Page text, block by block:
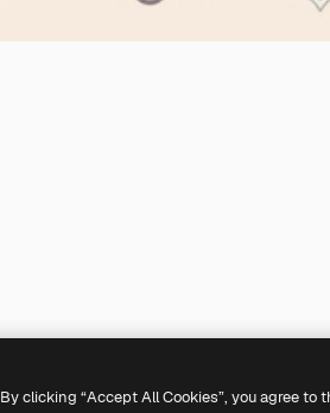
By clicking “Accept All Cookies”, you agree